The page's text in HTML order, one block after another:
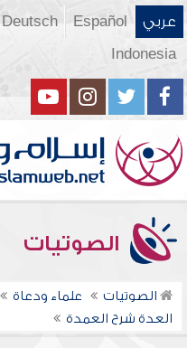
عربي Español
Deutsch
Indonesia
الصوتيات
الصوتيات علماء ودعاة
العدة شرح العمدة